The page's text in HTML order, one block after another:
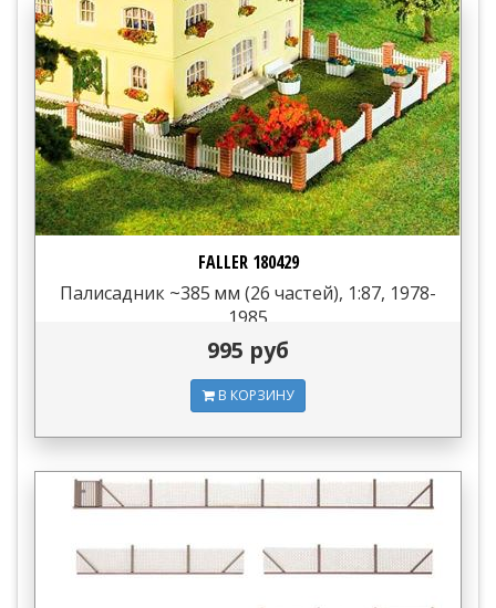
FALLER 180429
Палисадник ~385 мм (26 частей), 1:87, 1978-
1985
995 руб
В КОРЗИНУ